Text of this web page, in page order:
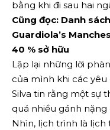
bằng khi đi sau hai
Cũng đọc: Danh
Guardiola’s
40 % sở hữu
Lặp lại những lời
của mình khi các yêu
Silva tin rằng một sự
quá nhiều gánh nặng
Nhìn, lịch trình là lịch